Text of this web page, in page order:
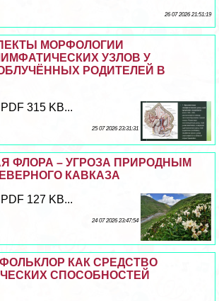
26 07 2026 21:51:19
МОРФОЛОГИИ
УЗЛОВ У
РОДИТЕЛЕЙ В
315 KB...
25 07 2026 23:31:31
ФЛОРА – УГРОЗА ПРИРОДНЫМ
КАВКАЗА
127 KB...
24 07 2026 23:47:54
КАК СРЕДСТВО
СПОСОБНОСТЕЙ